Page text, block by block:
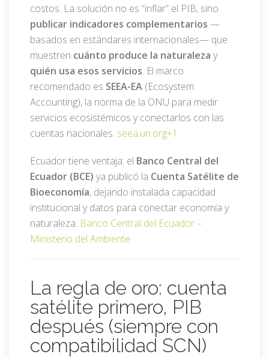
costos. La solución no es “inflar” el PIB, sino
publicar indicadores complementarios —
basados en estándares internacionales— que
muestren cuánto produce la naturaleza y
quién usa esos servicios. El marco
recomendado es SEEA-EA (Ecosystem
Accounting), la norma de la ONU para medir
servicios ecosistémicos y conectarlos con las
cuentas nacionales. seea.un.org+1
Ecuador tiene ventaja: el Banco Central del
Ecuador (BCE) ya publicó la Cuenta Satélite de
Bioeconomía, dejando instalada capacidad
institucional y datos para conectar economía y
naturaleza. Banco Central del Ecuador –
Ministerio del Ambiente
La regla de oro: cuenta
satélite primero, PIB
después (siempre con
compatibilidad SCN)